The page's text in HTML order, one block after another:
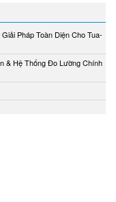
Pháp Toàn Diện Cho Tua-
& Hệ Thống Đo Lường Chính